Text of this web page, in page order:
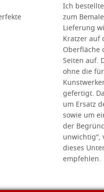
Ich
zum
Lieferung
Kratzer auf
Oberfläche
Seiten auf.
ohne die
gefertigt.
um Ersatz
sowie um
der
dieses
empfehlen.